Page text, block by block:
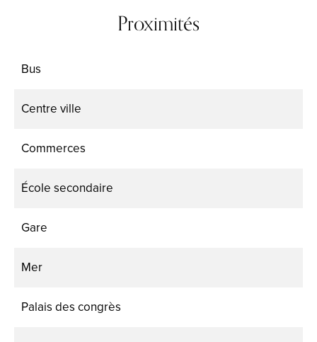
Proximités
Bus
Centre ville
Commerces
École secondaire
Gare
Mer
Palais des congrès